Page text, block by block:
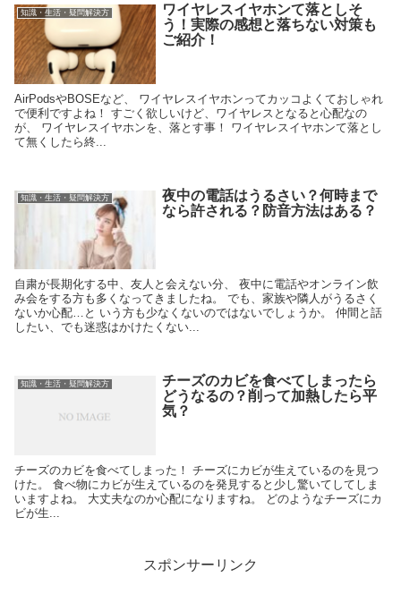
知識・生活・疑問解決方
ワイヤレスイヤホンて落としそ
う！実際の感想と落ちない対策も
ご紹介！
AirPodsやBOSEなど、 ワイヤレスイヤホンってカッコよくておしゃれ
で便利ですよね！ すごく欲しいけど、ワイヤレスとなると心配なの
が、 ワイヤレスイヤホンを、落とす事！ ワイヤレスイヤホンて落とし
て無くしたら終...
知識・生活・疑問解決方
夜中の電話はうるさい？何時まで
なら許される？防音方法はある？
自粛が長期化する中、友人と会えない分、 夜中に電話やオンライン飲
み会をする方も多くなってきましたね。 でも、家族や隣人がうるさく
ないか心配…と いう方も少なくないのではないでしょうか。 仲間と話
したい、でも迷惑はかけたくない...
知識・生活・疑問解決方
チーズのカビを食べてしまったら
どうなるの？削って加熱したら平
気？
チーズのカビを食べてしまった！ チーズにカビが生えているのを見つ
けた。 食べ物にカビが生えているのを発見すると少し驚いてしてしま
いますよね。 大丈夫なのか心配になりますね。 どのようなチーズにカ
ビが生...
スポンサーリンク